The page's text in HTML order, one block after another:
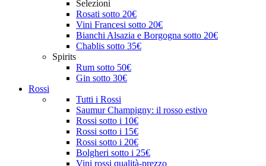
Selezioni
Rosati sotto 20€
Vini Francesi sotto 20€
Bianchi Alsazia e Borgogna sotto 20€
Chablis sotto 35€
Spirits
Rum sotto 50€
Gin sotto 30€
Rossi
Tutti i Rossi
Saumur Champigny: il rosso estivo
Rossi sotto i 10€
Rossi sotto i 15€
Rossi sotto i 20€
Bolgheri sotto i 25€
Vini rossi qualità-prezzo